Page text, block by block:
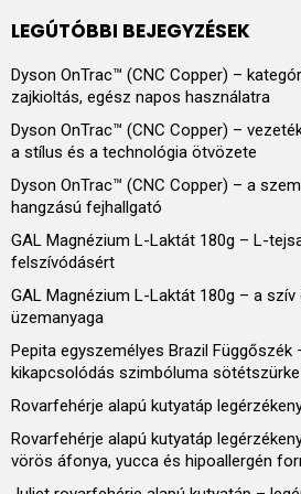
LEGÚTÓBBI BEJEGYZÉSEK
Dyson OnTrac™ (CNC Copper) –
zajkioltás, egész napos használatra
Dyson OnTrac™ (CNC Copper) –
a stílus és a technológia ötvözete
Dyson OnTrac™ (CNC Copper) – a
hangzású fejhallgató
GAL Magnézium L-Laktát 180g – L-
felszívódásért
GAL Magnézium L-Laktát 180g – a
üzemanyaga
Pepita egyszemélyes Brazil Függőszék
kikapcsolódás szimbóluma sötétszürke
Rovarfehérje alapú kutyatáp
Rovarfehérje alapú kutyatáp
vörös áfonya, yucca és hipoallergén